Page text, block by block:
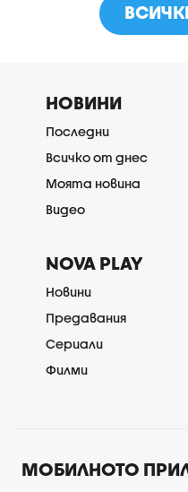
НОВИНИ
Последни
Всичко от днес
Моята новина
Видео
NOVA PLAY
Новини
Предавания
Сериали
Филми
МОБИЛНОТО